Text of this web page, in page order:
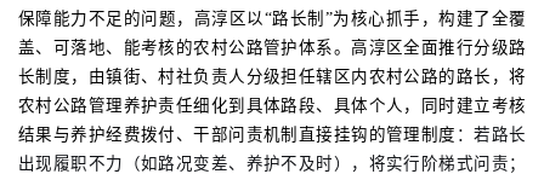
保障能力不足的问题，高淳区以 “路长制”为核心抓手，构建了全覆
盖、可落地、能考核的农村公路管护体系。高淳区全面推行分级路
长制度，由镇街、村社负责人分级担任辖区内农村公路的路长，将
农村公路管理养护责任细化到具体路段、具体个人，同时建立考核
结果与养护经费拨付、干部问责机制直接挂钩的管理制度 ：若路长
出现履职不力（如路况变差、养护不及时），将实行阶梯式问责；